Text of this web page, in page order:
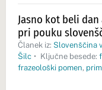
Jasno kot beli
pri pouku
Članek iz: Slovenščina
Šilc • Ključne besede:
frazeološki pomen,